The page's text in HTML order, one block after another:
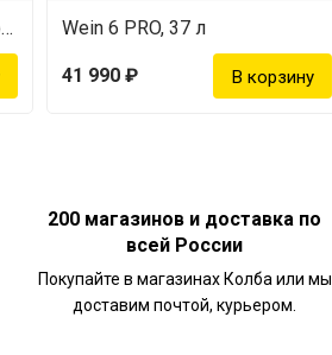
Узел отбора по пару на 2 дюйма Wein 6 PRO, 37 л
41 990 ₽
200 магазинов и доставка по
всей России
Покупайте в магазинах Колба или мы
доставим почтой, курьером.